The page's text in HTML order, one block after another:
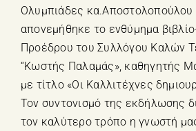
Ολυμπιάδες κα.Αποστολοπούλου
απονεμήθηκε το ενθύμημα
Προέδρου του Συλλόγου Καλών
“Κωστής Παλαμάς», καθηγητής
με τίτλο «Οι Καλλιτέχνες
Τον συντονισμό της εκδήλωσης
τον καλύτερο τρόπο η γνωστή